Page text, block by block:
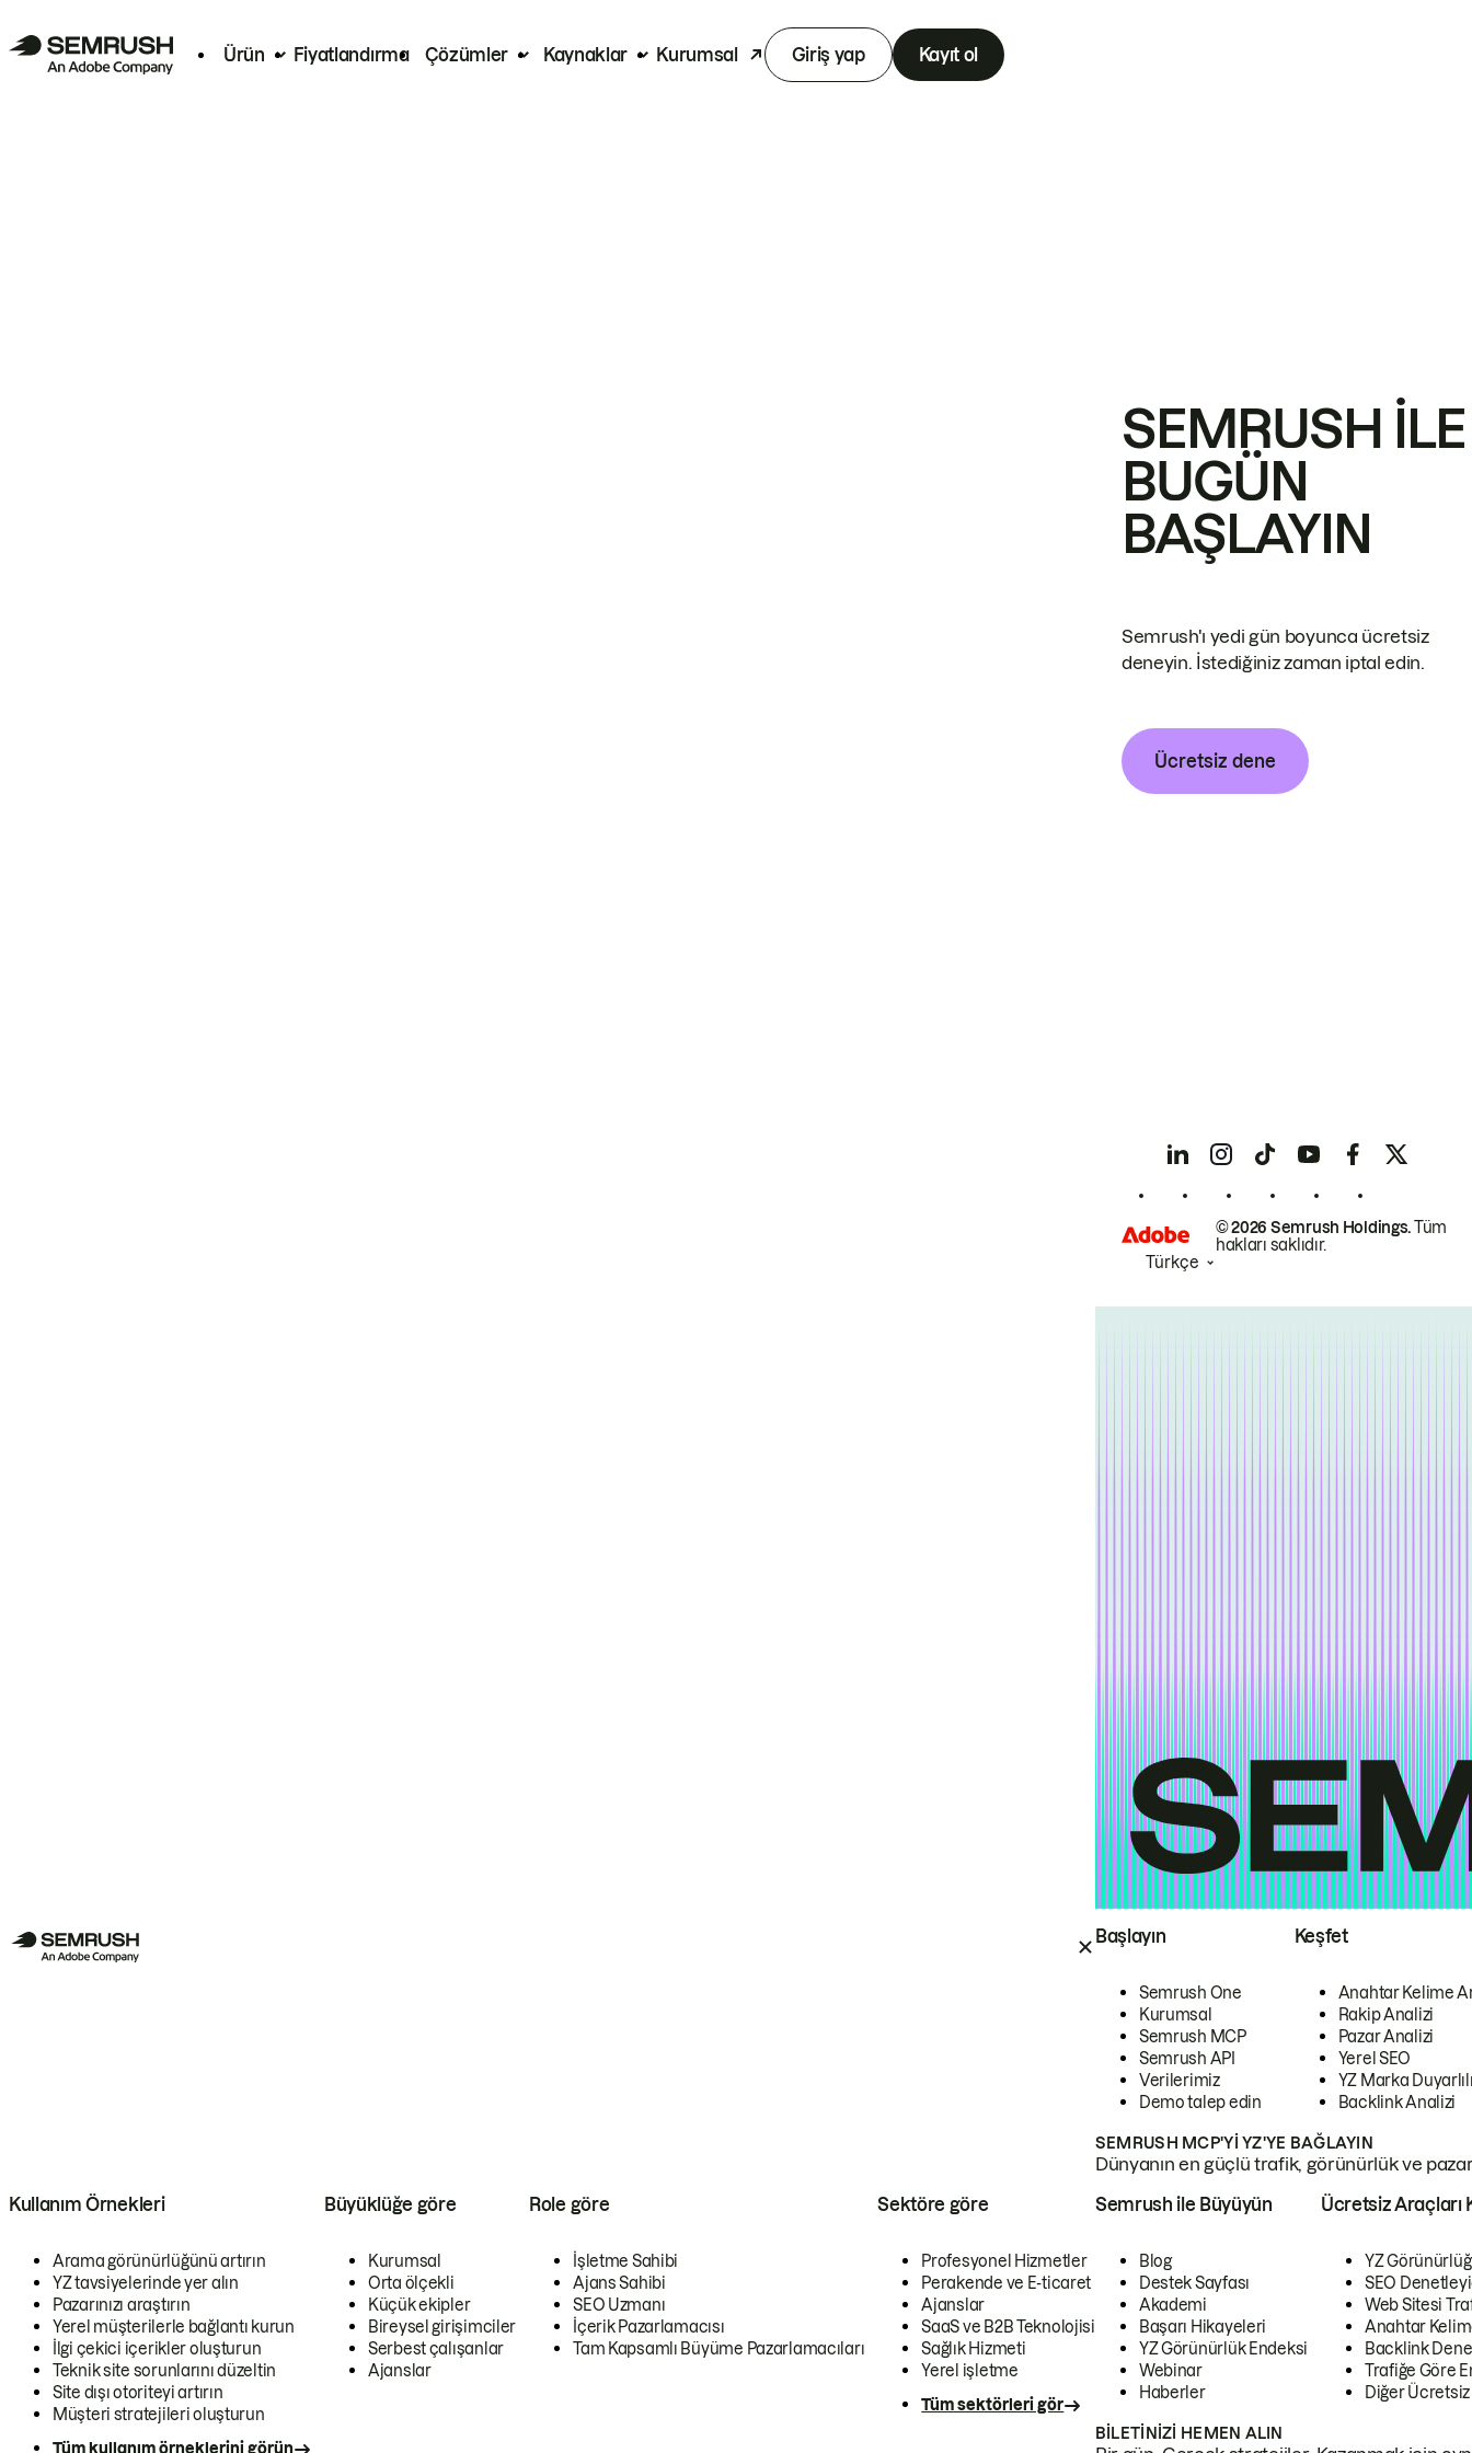
Ürün Fiyatlandırma Çözümler Kaynaklar Kurumsal Giriş yap Kayıt ol
Başlayın
Semrush One
Kurumsal
Semrush MCP
Semrush API
Verilerimiz
Demo talep edin
Keşfet
Anahtar Kelime
Rakip Analizi
Pazar Analizi
Yerel SEO
YZ Marka
Backlink Analizi
SEMRUSH MCP'YI YZ'YE BAĞLAYIN
Dünyanın en güçlü trafik, görünürlük ve
Kullanım Örnekleri
Arama görünürlüğünü artırın
YZ tavsiyelerinde yer alın
Pazarınızı araştırın
Yerel müşterilerle bağlantı kurun
İlgi çekici içerikler oluşturun
Teknik site sorunlarını düzeltin
Site dışı otoriteyi artırın
Müşteri stratejileri oluşturun
Tüm kullanım örneklerini görün
Büyüklüğe göre
Kurumsal
Orta ölçekli
Küçük ekipler
Bireysel girişimciler
Serbest çalışanlar
Ajanslar
Role göre
İşletme Sahibi
Ajans Sahibi
SEO Uzmanı
İçerik Pazarlamacısı
Tam Kapsamlı Büyüme Pazarlamacıları
Sektöre göre
Profesyonel Hizmetler
Perakende ve E-ticaret
Ajanslar
SaaS ve B2B Teknolojisi
Sağlık Hizmeti
Yerel işletme
Tüm sektörleri gör
Semrush ile Büyüyün
Blog
Destek Sayfası
Akademi
Başarı Hikayeleri
YZ Görünürlük Endeksi
Webinar
Haberler
Ücretsiz Araçları
YZ
SEO
Web Sitesi
Anahtar
Backlink
Trafiğe Göre
Diğer
BILETINIZI HEMEN ALIN
SEMRUSH ILE
BUGÜN
BAŞLAYIN
Semrush'ı yedi gün boyunca ücretsiz
deneyin. İstediğiniz zaman iptal edin.
Ücretsiz dene
© 2026 Semrush Holdings.Tüm
hakları saklıdır.
Türkçe